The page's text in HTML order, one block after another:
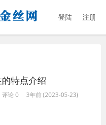
登陆 注册
特点介绍
评论 0 3年前 (2023-05-23)